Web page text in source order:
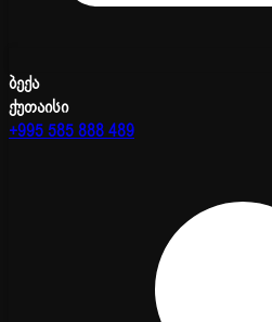
ბექა
ქუთაისი
+995 585 888 489